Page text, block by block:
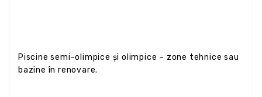
Piscine semi-olimpice și olimpice – zone tehnice sau
bazine în renovare.